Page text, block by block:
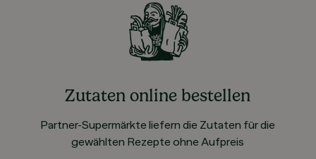
Zutaten online bestellen
Partner-Supermärkte liefern die Zutaten für die
gewählten Rezepte ohne Aufpreis